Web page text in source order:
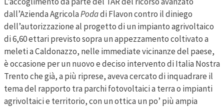
dall’Azienda AgricolaPodadi Flavon contro il diniego
dell’autorizzazione al progetto di un impianto agrivoltaico
di 6,60 ettari previsto sopra un appezzamento coltivato a
meleti a Caldonazzo, nelle immediate vicinanze del paese,
è occasione per un nuovo e deciso intervento di Italia Nostra
Trento che già, a più riprese, aveva cercato di inquadrare il
tema del rapporto tra parchi fotovoltaici a terra o impianti
agrivoltaici e territorio, con un ottica un po’ più ampia